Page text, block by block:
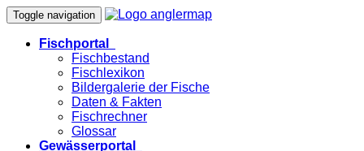
Toggle navigation
Fischportal
Fischbestand
Fischlexikon
Bildergalerie der Fische
Daten & Fakten
Fischrechner
Glossar
Gewässerportal